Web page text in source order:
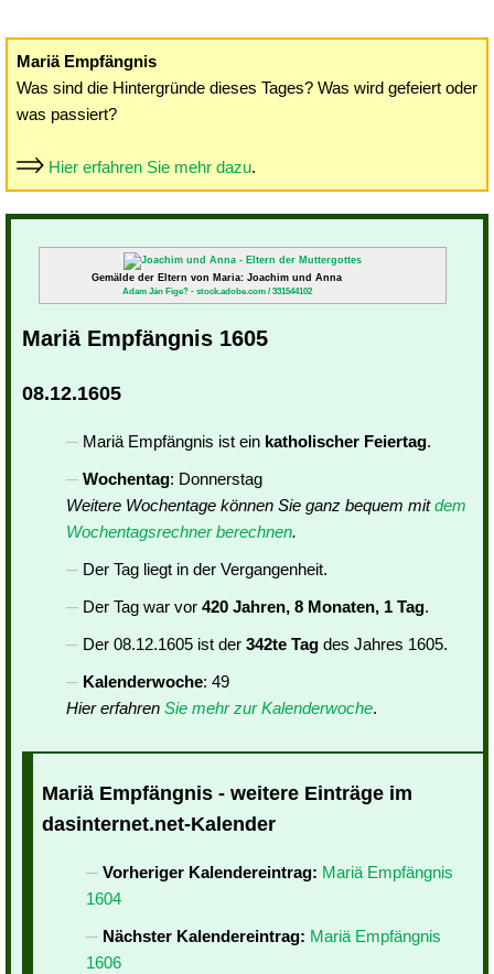
Mariä Empfängnis
Was sind die Hintergründe dieses Tages? Was wird gefeiert oder
was passiert?
Hier erfahren Sie mehr dazu.
Gemälde der Eltern von Maria: Joachim und Anna
Adam Ján Fige? - stock.adobe.com / 331544102
Mariä Empfängnis 1605
08.12.1605
Mariä Empfängnis ist ein katholischer Feiertag.
Wochentag: Donnerstag
Weitere Wochentage können Sie ganz bequem mitdem
Wochentagsrechner berechnen.
Der Tag liegt in der Vergangenheit.
Der Tag war vor 420 Jahren, 8 Monaten, 1 Tag.
Der 08.12.1605 ist der 342te Tag des Jahres 1605.
Kalenderwoche: 49
Hier erfahren Sie mehr zur Kalenderwoche.
Mariä Empfängnis - weitere Einträge im
dasinternet.net-Kalender
Vorheriger Kalendereintrag: Mariä Empfängnis
1604
Nächster Kalendereintrag: Mariä Empfängnis
1606